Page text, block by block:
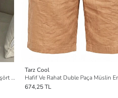
Erkek Reglan Kol Uzun Kollu Basic Tişört Süprem %100 Pamuk Bisiklet Yaka Rahat Kalıp
Tarz Cool
674,25 TL